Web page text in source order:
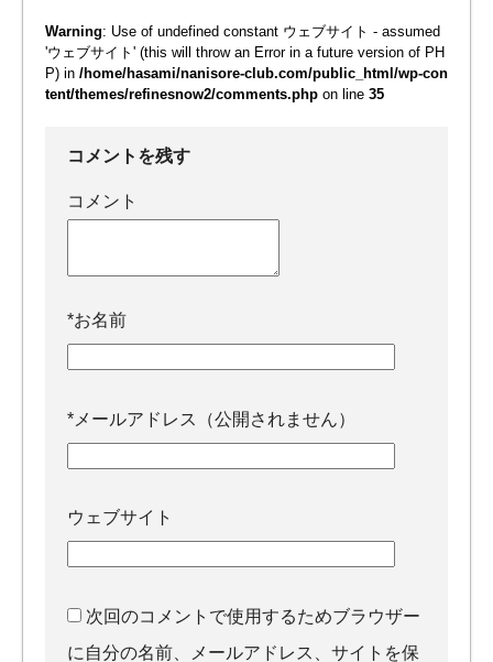
Warning: Use of undefined constant ウェブサイト - assumed
'ウェブサイト' (this will throw an Error in a future version of PH
P) in /home/hasami/nanisore-club.com/public_html/wp-con
tent/themes/refinesnow2/comments.php on line 35
コメントを残す
コメント
*お名前
* メールアドレス（公開されません）
ウェブサイト
次回のコメントで使用するためブラウザー
に自分の名前、メールアドレス、サイトを保